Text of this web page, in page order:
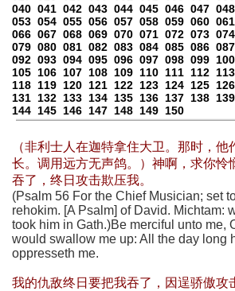
040 041 042 043 044 045 046 047 048
053 054 055 056 057 058 059 060 061
066 067 068 069 070 071 072 073 074
079 080 081 082 083 084 085 086 087
092 093 094 095 096 097 098 099 100
105 106 107 108 109 110 111 112 113
118 119 120 121 122 123 124 125 126
131 132 133 134 135 136 137 138 139
144 145 146 147 148 149 150
（非利士人在迦特拿住大卫。那时，
长。调用远方无声鸽。）神啊，求你怜
吞了，终日攻击欺压我。
(Psalm 56 For the Chief Musician; set
rehokim. [A Psalm] of David. Michtam:
took him in Gath.)Be merciful unto me,
would swallow me up: All the day long
oppresseth me.
我的仇敌终日要把我吞了，因逞骄傲攻